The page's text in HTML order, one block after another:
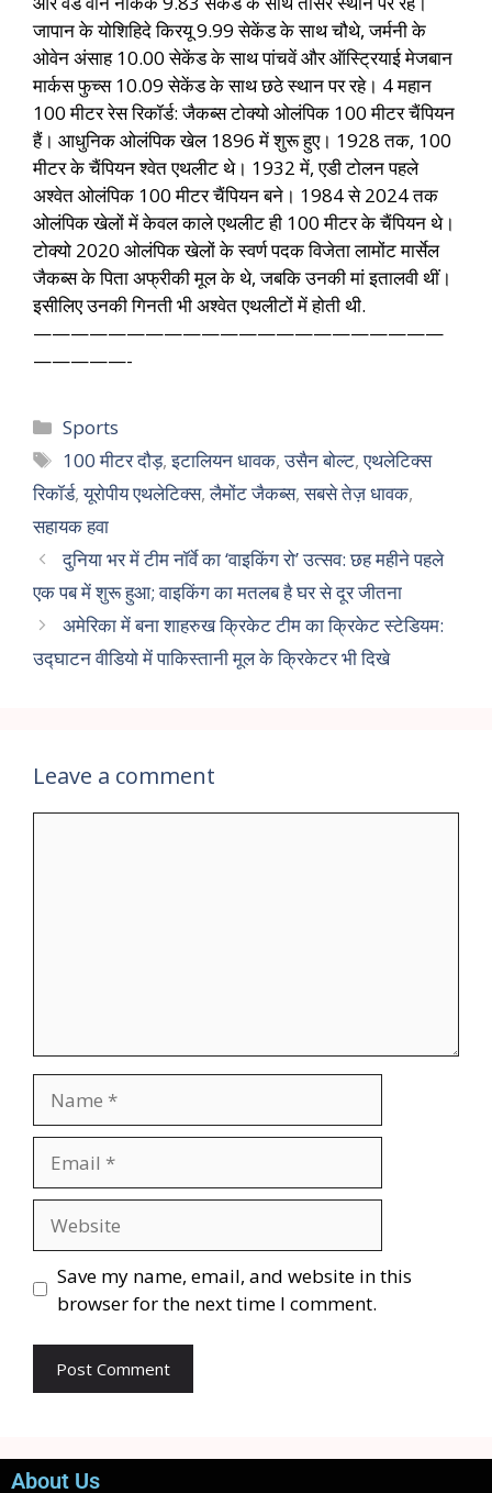
जापान के योशिहिदे किरयू 9.99 सेकेंड के साथ चौथे, जर्मनी के
ओवेन अंसाह 10.00 सेकेंड के साथ पांचवें और ऑस्ट्रियाई मेजबान
मार्कस फुच्स 10.09 सेकेंड के साथ छठे स्थान पर रहे। 4 महान
100 मीटर रेस रिकॉर्ड: जैकब्स टोक्यो ओलंपिक 100 मीटर चैंपियन
हैं। आधुनिक ओलंपिक खेल 1896 में शुरू हुए। 1928 तक, 100
मीटर के चैंपियन श्वेत एथलीट थे। 1932 में, एडी टोलन पहले
अश्वेत ओलंपिक 100 मीटर चैंपियन बने। 1984 से 2024 तक
ओलंपिक खेलों में केवल काले एथलीट ही 100 मीटर के चैंपियन थे।
टोक्यो 2020 ओलंपिक खेलों के स्वर्ण पदक विजेता लामोंट मार्सेल
जैकब्स के पिता अफ्रीकी मूल के थे, जबकि उनकी मां इतालवी थीं।
इसीलिए उनकी गिनती भी अश्वेत एथलीटों में होती थी.
——————————————————————
—————-
Sports
100 मीटर दौड़,इटालियन धावक,उसैन बोल्ट,एथलेटिक्स
रिकॉर्ड,यूरोपीय एथलेटिक्स,लैमोंट जैकब्स,सबसे तेज़ धावक,
सहायक हवा
दुनिया भर में टीम नॉर्वे का ‘वाइकिंग रो’ उत्सव: छह महीने पहले
एक पब में शुरू हुआ; वाइकिंग का मतलब है घर से दूर जीतना
अमेरिका में बना शाहरुख क्रिकेट टीम का क्रिकेट स्टेडियम:
उद्घाटन वीडियो में पाकिस्तानी मूल के क्रिकेटर भी दिखे
Leave a comment
Save my name, email, and website in this
browser for the next time I comment.
About Us